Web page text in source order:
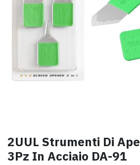
2UUL Strumenti Di
3Pz In Acciaio DA-91